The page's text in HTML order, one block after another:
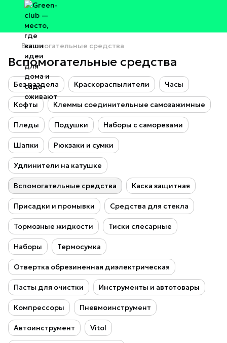
Вспомогательные средства
Вспомогательные средства
Без раздела Краскораспылители Часы
Кофты Клеммы соединительные самозажимные
Пледы Подушки Наборы с саморезами
Шапки Рюкзаки и сумки
Удлинители на катушке
Вспомогательные средства Каска защитная
Присадки и промывки Средства для стекла
Тормозные жидкости Тиски слесарные
Наборы Термосумка
Отвертка обрезиненная диэлектрическая
Пасты для очистки Инструменты и автотовары
Компрессоры Пневмоинструмент
Автоинструмент Vitol